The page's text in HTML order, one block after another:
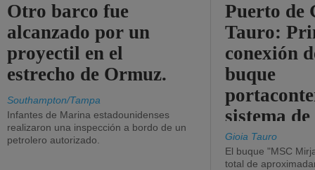
Otro barco fue
alcanzado por un
proyectil en el
estrecho de Ormuz.
Southampton/Tampa
Infantes de Marina estadounidenses
realizaron una inspección a bordo de un
petrolero autorizado.
Puerto de
Tauro:
conexión
buque
sistema
la red
Gioia Tauro
El buque "MSC
total de